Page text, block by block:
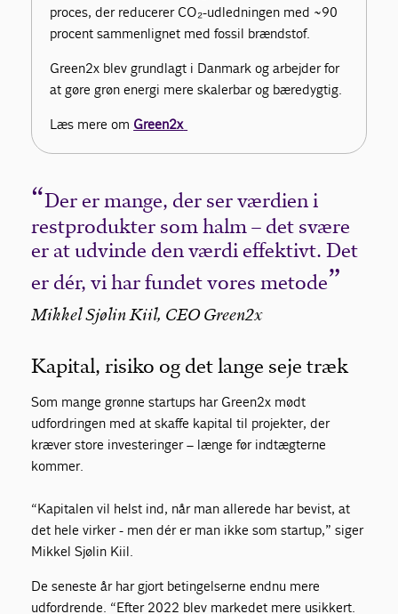
proces, der reducerer CO₂-udledningen med ~90
procent sammenlignet med fossil brændstof.
Green2x blev grundlagt i Danmark og arbejder for
at gøre grøn energi mere skalerbar og bæredygtig.
Læs mere om Green2x
Der er mange, der ser værdien i
restprodukter som halm – det svære
er at udvinde den værdi effektivt. Det
er dér, vi har fundet vores metode
Mikkel Sjølin Kiil, CEO Green2x
Kapital, risiko og det lange seje træk
Som mange grønne startups har Green2x mødt
udfordringen med at skaffe kapital til projekter, der
kræver store investeringer – længe før indtægterne
kommer.
“Kapitalen vil helst ind, når man allerede har bevist, at
det hele virker - men dér er man ikke som startup,” siger
Mikkel Sjølin Kiil.
De seneste år har gjort betingelserne endnu mere
udfordrende. “Efter 2022 blev markedet mere usikkert.